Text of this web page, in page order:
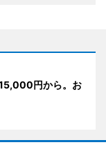
円から。お